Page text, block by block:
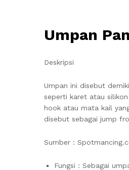
Umpan
Deskripsi
Umpan ini disebut
seperti karet atau
hook atau mata kail
disebut sebagai jump
Sumber :
Fungsi : Sebagai